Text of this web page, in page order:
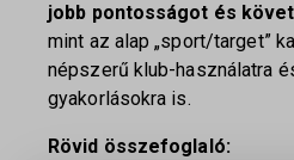
jobb pontosságot és
mint az alap „sport/target”
népszerű klub-használatra
gyakorlásokra is.
Rövid összefoglaló: